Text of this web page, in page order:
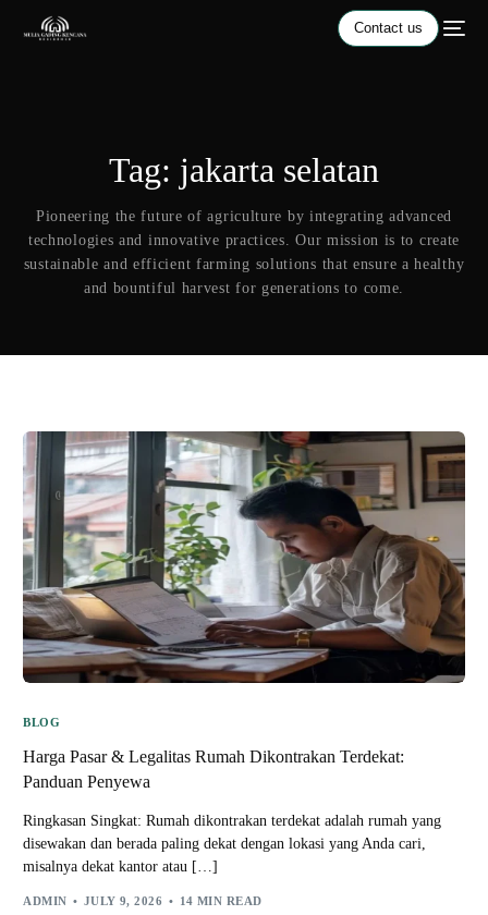
Contact us
Tag: jakarta selatan
Pioneering the future of agriculture by integrating advanced
technologies and innovative practices. Our mission is to create
sustainable and efficient farming solutions that ensure a healthy
and bountiful harvest for generations to come.
BLOG
Harga Pasar & Legalitas Rumah Dikontrakan Terdekat:
Panduan Penyewa
Ringkasan Singkat: Rumah dikontrakan terdekat adalah rumah yang
disewakan dan berada paling dekat dengan lokasi yang Anda cari,
misalnya dekat kantor atau […]
ADMIN JULY 9, 2026 14 MIN READ